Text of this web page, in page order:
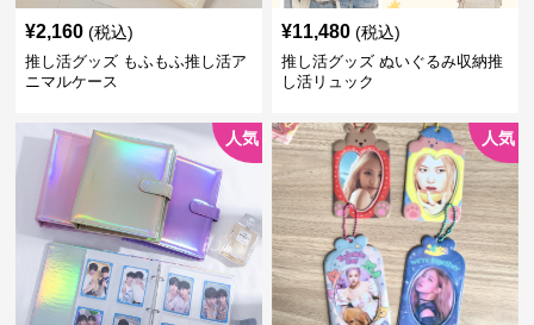
¥2,160 (税込)
推し活グッズ もふもふ推し活ア
ニマルケース
¥11,480 (税込)
推し活グッズ ぬいぐるみ収納推
し活リュック
人気 人気